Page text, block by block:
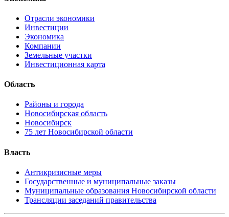
Отрасли экономики
Инвестиции
Экономика
Компании
Земельные участки
Инвестиционная карта
Область
Районы и города
Новосибирская область
Новосибирск
75 лет Новосибирской области
Власть
Антикризисные меры
Государственные и муниципальные заказы
Муниципальные образования Новосибирской области
Трансляции заседаний правительства